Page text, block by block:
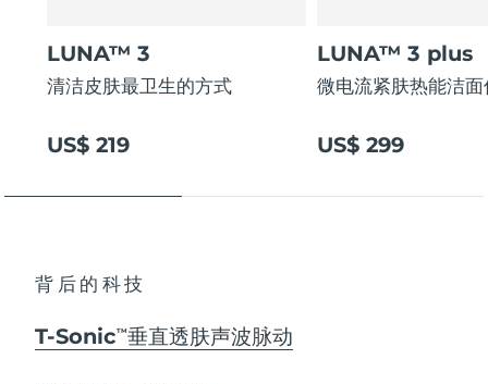
LUNA™ 3
清洁皮肤最卫生的方式
US$ 219
LUNA™ 3 plus
微电流紧肤热能洁面
US$ 299
背后的科技
T-SonicTM 垂直透肤声波脉动